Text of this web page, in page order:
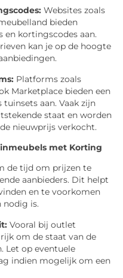
Websites zoals
bieden
en kortingscodes aan.
kan je op de hoogte
Platforms zoals
Marketplace bieden een
aan. Vaak zijn
staat en worden
nieuwprijs verkocht.
met Korting
de tijd om prijzen te
aanbieders. Dit helpt
en te voorkomen
nodig is.
Vooral bij outlet
om de staat van de
Let op eventuele
indien mogelijk om een